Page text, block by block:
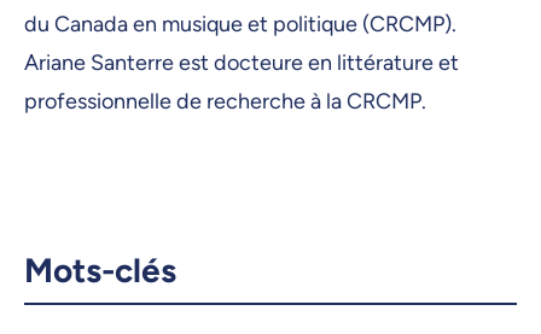
du Canada en musique et politique (CRCMP).
Ariane Santerre est docteure en littérature et
professionnelle de recherche à la CRCMP.
Mots-clés